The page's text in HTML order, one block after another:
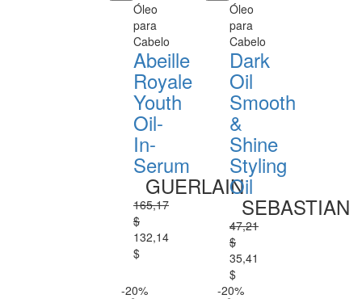
Óleo
para
Cabelo
Abeille
Royale
Youth
Oil-
In-
Serum
GUERLAIN
165,17
$
132,14
$
Óleo
para
Cabelo
Dark
Oil
Smooth
&
Shine
Styling
Oil
SEBASTIAN
47,21
$
35,41
$
-20%
-20%